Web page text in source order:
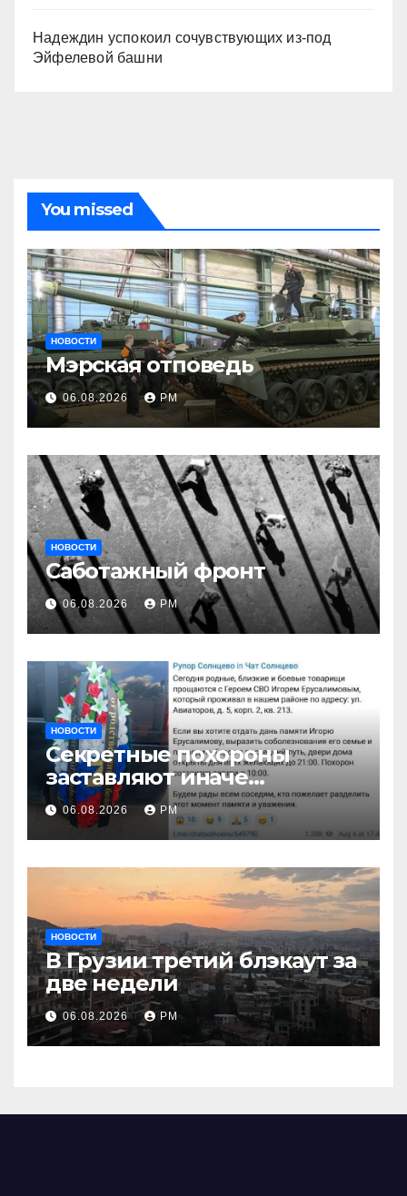
Надеждин успокоил сочувствующих из-под
Эйфелевой башни
You missed
НОВОСТИ
Мэрская отповедь
06.08.2026 РМ
НОВОСТИ
Саботажный фронт
06.08.2026 РМ
НОВОСТИ
Секретные похороны
заставляют иначе
взглянуть на взрыв
06.08.2026 РМ
НОВОСТИ
В Грузии третий блэкаут за
две недели
06.08.2026 РМ